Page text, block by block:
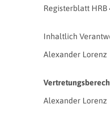
Registerblatt HRB
Inhaltlich
Alexander Lorenz
Alexander Lorenz